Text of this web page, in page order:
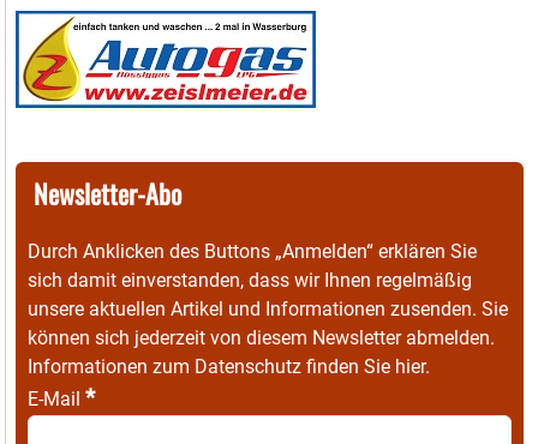
Newsletter-Abo
Durch Anklicken des Buttons „Anmelden“ erklären Sie
sich damit einverstanden, dass wir Ihnen regelmäßig
unsere aktuellen Artikel und Informationen zusenden. Sie
können sich jederzeit von diesem Newsletter abmelden.
Informationen zum Datenschutz finden Sie hier.
E-Mail *